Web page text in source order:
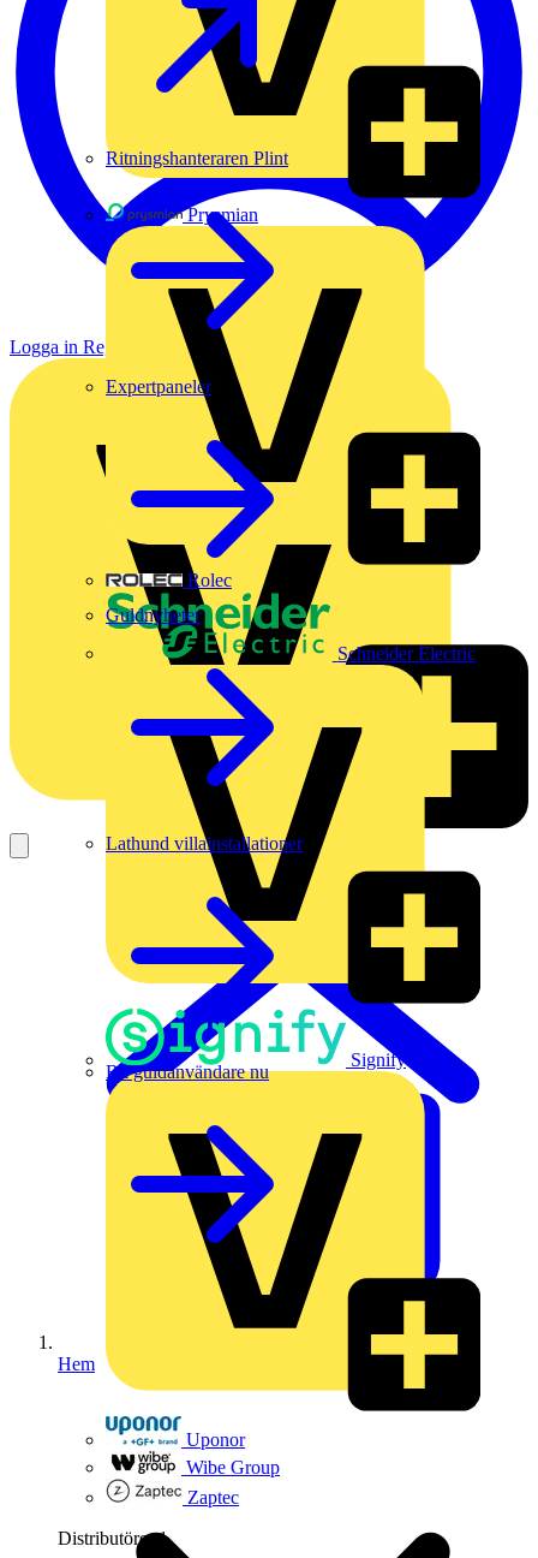
Prysmian
Rolec
Schneider Electric
Signify
Uponor
Wibe Group
Zaptec
Distributörer 1
Ritningshanteraren Plint
Expertpaneler
Guldnyheter
Lathund villainstallationer
Bli guldanvändare nu
Logga in Registrera dig
Hem